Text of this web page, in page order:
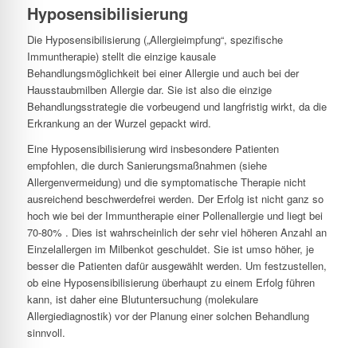
Hyposensibilisierung
Die Hyposensibilisierung („Allergieimpfung“, spezifische
Immuntherapie) stellt die einzige kausale
Behandlungsmöglichkeit bei einer Allergie und auch bei der
Hausstaubmilben Allergie dar. Sie ist also die einzige
Behandlungsstrategie die vorbeugend und langfristig wirkt, da die
Erkrankung an der Wurzel gepackt wird.
Eine Hyposensibilisierung wird insbesondere Patienten
empfohlen, die durch Sanierungsmaßnahmen (siehe
Allergenvermeidung) und die symptomatische Therapie nicht
ausreichend beschwerdefrei werden. Der Erfolg ist nicht ganz so
hoch wie bei der Immuntherapie einer Pollenallergie und liegt bei
70-80% . Dies ist wahrscheinlich der sehr viel höheren Anzahl an
Einzelallergen im Milbenkot geschuldet. Sie ist umso höher, je
besser die Patienten dafür ausgewählt werden. Um festzustellen,
ob eine Hyposensibilisierung überhaupt zu einem Erfolg führen
kann, ist daher eine Blutuntersuchung (molekulare
Allergiediagnostik) vor der Planung einer solchen Behandlung
sinnvoll.